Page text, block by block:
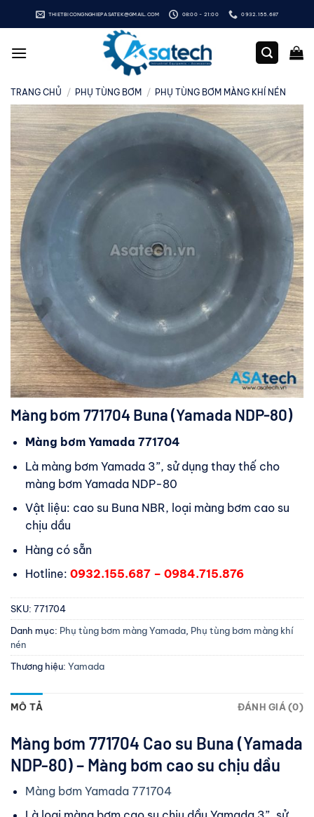
qua
dung
THIETBICONGNGHIEPASATEK@GMAIL.COM 08:00 - 21:00 0932.155.687
TRANG CHỦ / PHỤ TÙNG BƠM / PHỤ TÙNG BƠM MÀNG KHÍ NÉN
Màng bơm 771704 Buna (Yamada NDP-80)
Màng bơm Yamada 771704
Là màng bơm Yamada 3”, sử dụng thay thế cho
màng bơm Yamada NDP-80
Vật liệu: cao su Buna NBR, loại màng bơm cao su
chịu dầu
Hàng có sẵn
Hotline: 0932.155.687 – 0984.715.876
SKU: 771704
Danh mục: Phụ tùng bơm màng Yamada Phụ tùng bơm màng khí
nén
Thương hiệu: Yamada
MÔ TẢ ĐÁNH GIÁ (0)
Màng bơm 771704 Cao su Buna (Yamada
NDP-80) – Màng bơm cao su chịu dầu
Màng bơm Yamada 771704